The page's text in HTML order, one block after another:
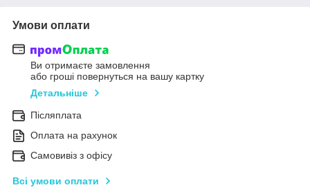
Умови оплати
Ви отримаєте замовлення
або гроші повернуться на вашу картку
Детальніше
Післяплата
Оплата на рахунок
Самовивіз з офісу
Всі умови оплати